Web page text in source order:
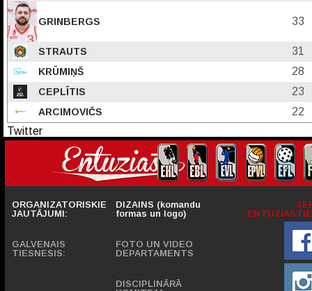
GRINBERGS 33
STRAUTS 31
KRŪMIŅŠ 28
CEPLĪTIS 23
ARCIMOVIČS
22
Twitter
ORGANIZATORISKIE
JAUTĀJUMI:
GALVENAIS
TIESNESIS:
DIZAINS (komandu
formas un logo)
FOTO UN VIDEO
DEPARTAMENTS
DISCIPLINĀRĀ